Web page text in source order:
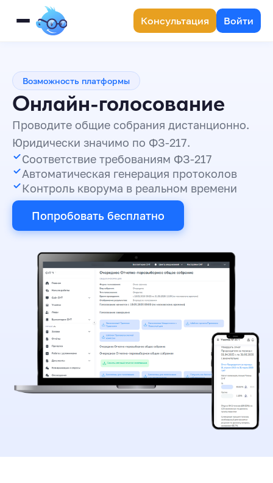
Консультация Войти
Возможность платформы
Онлайн-голосование
Проводите общие собрания дистанционно.
Юридически значимо по ФЗ-217.
Соответствие требованиям ФЗ-217
Автоматическая генерация протоколов
Контроль кворума в реальном времени
Попробовать бесплатно